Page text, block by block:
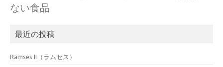
ない食品
最近の投稿
Ramses II（ラムセス）